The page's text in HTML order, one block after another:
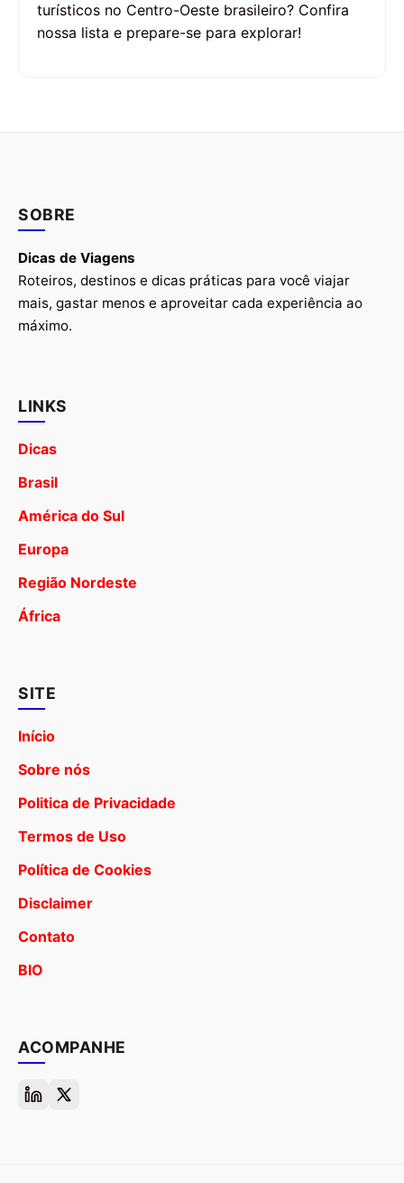
turísticos no Centro-Oeste brasileiro? Confira
nossa lista e prepare-se para explorar!
SOBRE
Dicas de Viagens
Roteiros, destinos e dicas práticas para você viajar
mais, gastar menos e aproveitar cada experiência ao
máximo.
LINKS
Dicas
Brasil
América do Sul
Europa
Região Nordeste
África
SITE
Início
Sobre nós
Politica de Privacidade
Termos de Uso
Política de Cookies
Disclaimer
Contato
BIO
ACOMPANHE